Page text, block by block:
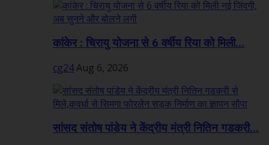
कांकेर : चिरायु योजना से 6 वर्षीय रिया को मिली...
cg24Aug 6, 2026
सांसद संतोष पांडेय ने केंद्रीय मंत्री नितिन गडकरी...